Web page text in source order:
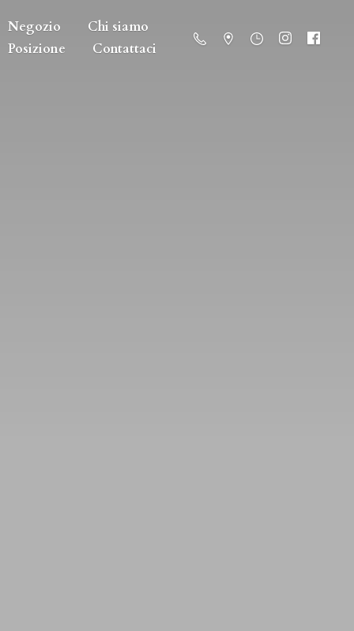
Negozio
Chi siamo
Posizione
Contattaci